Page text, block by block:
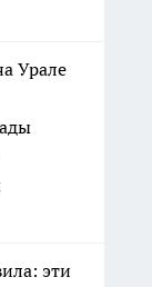
Урале
эти